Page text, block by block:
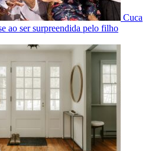
Cuca
ao ser surpreendida pelo filho